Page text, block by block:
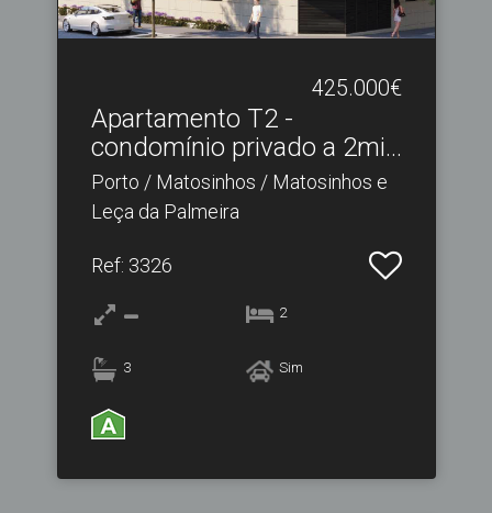
425.000€
Apartamento T2 -
condomínio privado a 2min
pr.​..
Porto / Matosinhos / Matosinhos e
Leça da Palmeira
Ref: 3326
2
3 Sim